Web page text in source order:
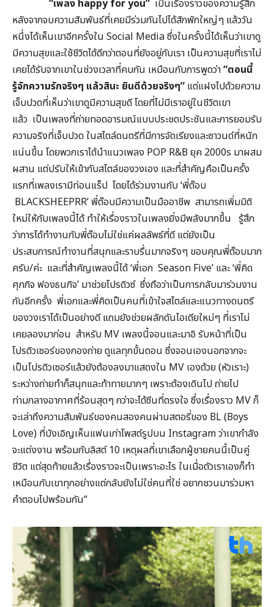
“เพลง happy for you” เป็นเรื่องราวของความรู้สึก
หลังจากจบความสัมพันธ์ที่เคยมีร่วมกันไปได้สักพักใหญ่ๆ แล้ววัน
หนึ่งได้เห็นเขาอีกครั้งใน Social Media ซึ่งในครั้งนี้ได้เห็นว่าเขาดู
มีความสุขและใช้ชีวิตได้ดีกว่าตอนที่ยังอยู่กับเรา เป็นความสุขที่เราไม่
เคยได้รับจากเขาในช่วงเวลาที่คบกัน เหมือนกับการพูดว่า“ตอนนี้
รู้จักความรักจริงๆ แล้วสินะ ยินดีด้วยจริงๆ” แต่แฝงไปด้วยความ
เจ็บปวดที่เห็นว่าเขาดูมีความสุขดี โดยที่ไม่มีเราอยู่ในชีวิตเขา
แล้ว เป็นเพลงที่ถ่ายทอดอารมณ์แบบประชดประชันและการยอมรับ
ความจริงที่เจ็บปวด ในสไตล์ดนตรีที่มีการจัดเรียงและซาวนด์ที่หนัก
แน่นขึ้น โดยพวกเราได้นำแนวเพลง POP R&B ยุค 2000s มาผสม
ผสาน แต่ปรับให้เข้ากับสไตล์ของวงเอง และที่สำคัญคือเป็นครั้ง
แรกที่เพลงเรามีท่อนแร็ป โดยได้ร่วมงานกับ ‘พี่ต๊อบ
BLACKSHEEPRR’ พี่ต๊อบมีความเป็นมืออาชีพ สามารถเพิ่มมิติ
ใหม่ให้กับเพลงนี้ได้ ทำให้เรื่องราวในเพลงยิ่งมีพลังมากขึ้น รู้สึก
ว่าการได้ทำงานกับพี่ต๊อบไม่ใช่แค่ผลลัพธ์ที่ดี แต่ยังเป็น
ประสบการณ์ทำงานที่สนุกและราบรื่นมากจริงๆ ขอบคุณพี่ต๊อบมาก
ครับ/ค่ะ และที่สำคัญเพลงนี้ได้ ‘พี่เอก Season Five’ และ ‘พี่คิด
ศุภกิจ ฟองธนกิจ’ มาช่วยโปรดิวซ์ ซึ่งถือว่าเป็นการกลับมาร่วมงาน
กันอีกครั้ง พี่เอกและพี่คิดเป็นคนที่เข้าใจสไตล์และแนวทางดนตรี
ของวงเราได้เป็นอย่างดี แถมยังช่วยผลักดันไอเดียใหม่ๆ ที่เราไม่
เคยลองมาก่อน สำหรับ MV เพลงนี้จอนและมาอิ รับหน้าที่เป็น
โปรดิวเซอร์ของกองถ่าย ดูแลทุกขั้นตอน ซึ่งจอนเองนอกจากจะ
เป็นโปรดิวเซอร์แล้วยังต้องลงมาแสดงใน MV เองด้วย (หัวเราะ)
ระหว่างถ่ายทำก็สนุกและท้าทายมากๆ เพราะต้องเดินไป ถ่ายไป
ท่ามกลางอากาศที่ร้อนสุดๆ กว่าจะได้ซีนที่ตรงใจ ซึ่งเรื่องราว MV ก็
จะเล่าถึงความสัมพันธ์ของคนสองคนผ่านสตอรี่ของ BL (Boys
Love) ที่บังเอิญเห็นแฟนเก่าโพสต์รูปบน Instagram ว่าเขากำลัง
จะแต่งงาน พร้อมกับลิสต์ 10 เหตุผลที่เขาเลือกผู้ชายคนนี้เป็นคู่
ชีวิต แต่สุดท้ายแล้วเรื่องราวจะเป็นเพราะอะไร ในเมื่อตัวเราเองก็ทำ
เหมือนกับเขาทุกอย่างแต่กลับยังไม่ใช่คนที่ใช่ อยากชวนมาร่วมหา
คำตอบไปพร้อมกัน”